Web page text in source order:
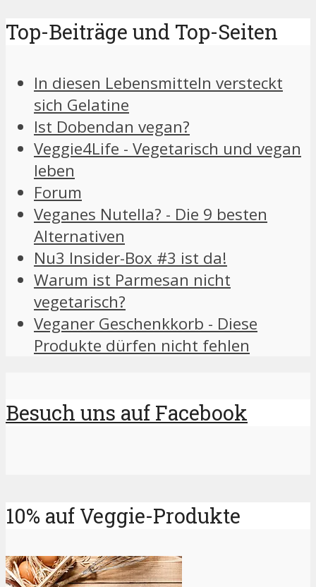
Top-Beiträge und Top-Seiten
In diesen Lebensmitteln versteckt
sich Gelatine
Ist Dobendan vegan?
Veggie4Life - Vegetarisch und vegan
leben
Forum
Veganes Nutella? - Die 9 besten
Alternativen
Nu3 Insider-Box #3 ist da!
Warum ist Parmesan nicht
vegetarisch?
Veganer Geschenkkorb - Diese
Produkte dürfen nicht fehlen
Besuch uns auf Facebook
10% auf Veggie-Produkte